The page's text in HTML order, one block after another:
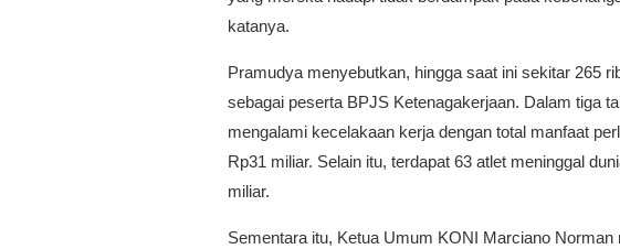
katanya.
Pramudya menyebutkan, hingga saat ini sekitar 265
sebagai peserta BPJS Ketenagakerjaan. Dalam tiga
mengalami kecelakaan kerja dengan total manfaat
Rp31 miliar. Selain itu, terdapat 63 atlet meninggal
miliar.
Sementara itu, Ketua Umum KONI Marciano